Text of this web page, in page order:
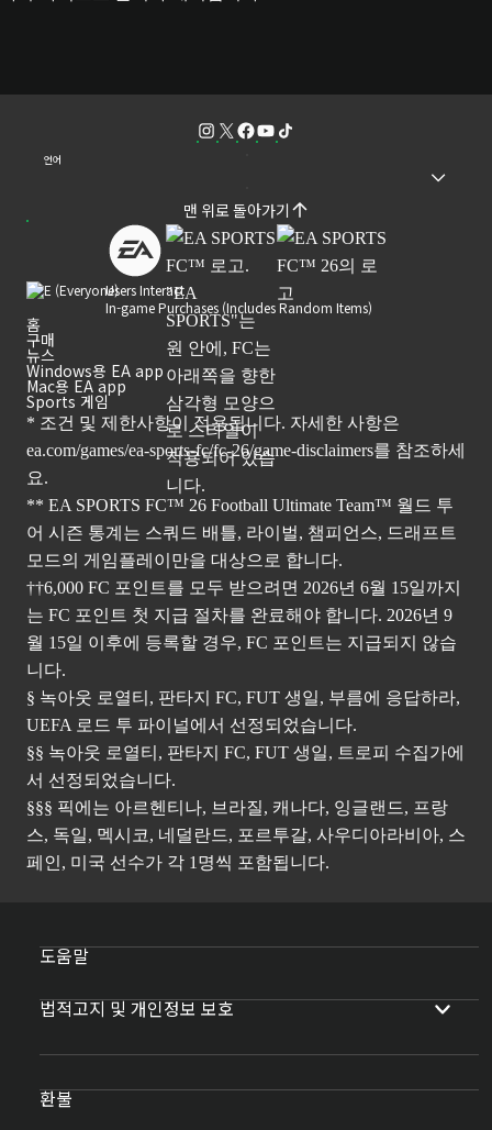
언어
맨 위로 돌아가기
Users Interact
In-game Purchases (Includes Random Items)
홈
구매
뉴스
Windows용 EA app
Mac용 EA app
Sports 게임
* 조건 및 제한사항이 적용됩니다. 자세한 사항은
ea.com/games/ea-sports-fc/fc-26/game-disclaimers를 참조하세
요.
** EA SPORTS FC™ 26 Football Ultimate Team™ 월드 투
어 시즌 통계는 스쿼드 배틀, 라이벌, 챔피언스, 드래프트
모드의 게임플레이만을 대상으로 합니다.
††6,000 FC 포인트를 모두 받으려면 2026년 6월 15일까지
는 FC 포인트 첫 지급 절차를 완료해야 합니다. 2026년 9
월 15일 이후에 등록할 경우, FC 포인트는 지급되지 않습
니다.
§ 녹아웃 로열티, 판타지 FC, FUT 생일, 부름에 응답하라,
UEFA 로드 투 파이널에서 선정되었습니다.
§§ 녹아웃 로열티, 판타지 FC, FUT 생일, 트로피 수집가에
서 선정되었습니다.
§§§ 픽에는 아르헨티나, 브라질, 캐나다, 잉글랜드, 프랑
스, 독일, 멕시코, 네덜란드, 포르투갈, 사우디아라비아, 스
페인, 미국 선수가 각 1명씩 포함됩니다.
도움말
법적고지 및 개인정보 보호
환불